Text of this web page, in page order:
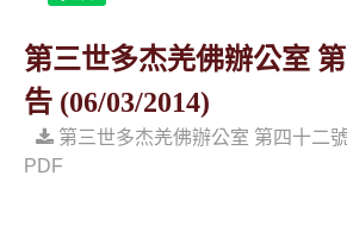
第三世多杰羌佛辦公室
告 (06/03/2014)
第三世多杰羌佛辦公室 第四十二
PDF